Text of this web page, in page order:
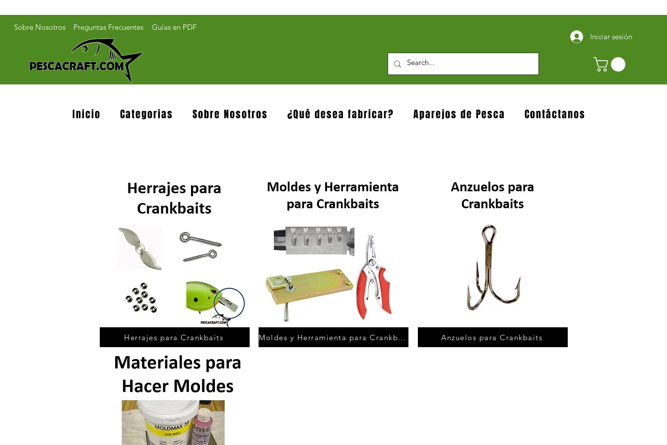
Sobre Nosotros Preguntas Frecuentes
Guías en PDF
Iniciar sesión
Inicio Categorias Sobre Nosotros ¿Qué desea fabricar? Aparejos de Pesca Contáctanos
Herrajes para Crankbaits Moldes y Herramienta para Crankbaits Anzuelos para Crankbaits